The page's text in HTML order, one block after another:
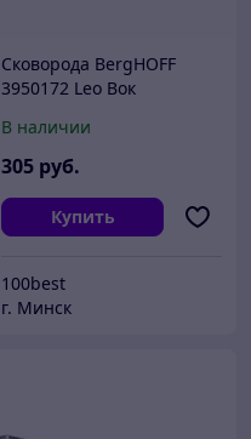
Сковорода BergHOFF
3950172 Leo Вок
Минску
В наличии
305 руб.
Купить
100best
г. Минск